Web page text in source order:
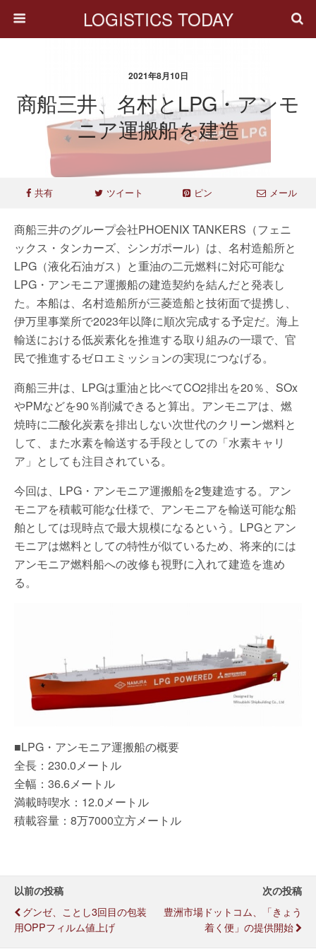
LOGISTICS TODAY
2021年8月10日
商船三井、名村とLPG・アンモ
ニア運搬船を建造
共有 ツイート ピン メール
商船三井のグループ会社PHOENIX TANKERS（フェニ
ックス・タンカーズ、シンガポール）は、名村造船所と
LPG（液化石油ガス）と重油の二元燃料に対応可能な
LPG・アンモニア運搬船の建造契約を結んだと発表し
た。本船は、名村造船所が三菱造船と技術面で提携し、
伊万里事業所で2023年以降に順次完成する予定だ。海上
輸送における低炭素化を推進する取り組みの一環で、官
民で推進するゼロエミッションの実現につなげる。
商船三井は、LPGは重油と比べてCO2排出を20％、SOx
やPMなどを90％削減できると算出。アンモニアは、燃
焼時に二酸化炭素を排出しない次世代のクリーン燃料と
して、また水素を輸送する手段としての「水素キャリ
ア」としても注目されている。
今回は、LPG・アンモニア運搬船を2隻建造する。アン
モニアを積載可能な仕様で、アンモニアを輸送可能な船
舶としては現時点で最大規模になるという。LPGとアン
モニアは燃料としての特性が似ているため、将来的には
アンモニア燃料船への改修も視野に入れて建造を進め
る。
■LPG・アンモニア運搬船の概要
全長：230.0メートル
全幅：36.6メートル
満載時喫水：12.0メートル
積載容量：8万7000立方メートル
以前の投稿
グンゼ、ことし3回目の包装
用OPPフィルム値上げ
次の投稿
豊洲市場ドットコム、「きょう
着く便」の提供開始